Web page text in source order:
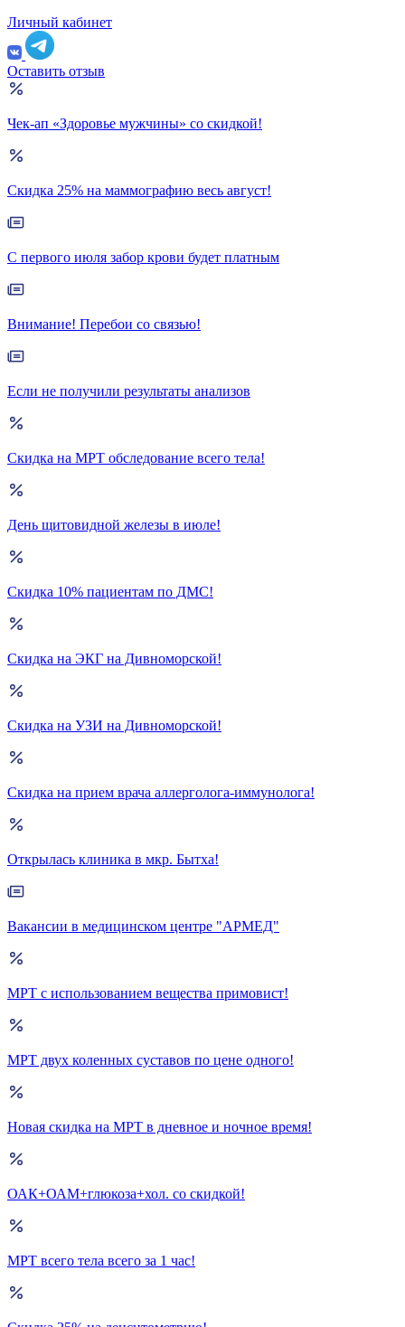
Личный кабинет
Оставить отзыв
Чек-ап «Здоровье мужчины» со скидкой!
Скидка 25% на маммографию весь август!
С первого июля забор крови будет платным
Внимание! Перебои со связью!
Если не получили результаты анализов
Скидка на МРТ обследование всего тела!
День щитовидной железы в июле!
Скидка 10% пациентам по ДМС!
Скидка на ЭКГ на Дивноморской!
Скидка на УЗИ на Дивноморской!
Скидка на прием врача аллерголога-иммунолога!
Открылась клиника в мкр. Бытха!
Вакансии в медицинском центре "АРМЕД"
МРТ с использованием вещества примовист!
МРТ двух коленных суставов по цене одного!
Новая скидка на МРТ в дневное и ночное время!
ОАК+ОАМ+глюкоза+хол. со скидкой!
МРТ всего тела всего за 1 час!